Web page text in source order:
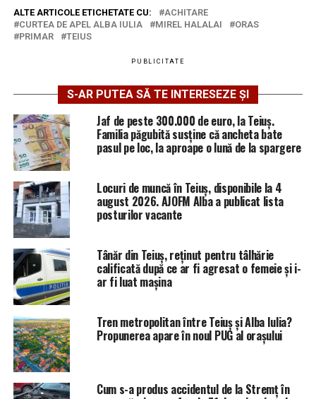
ALTE ARTICOLE ETICHETATE CU:
ACHITARE
CURTEA DE APEL ALBA IULIA
MIREL HALALAI
ORAS
PRIMAR
TEIUS
PUBLICITATE
S-AR PUTEA SĂ TE INTERESEZE ȘI
Jaf de peste 300.000 de euro, la Teiuș.
Familia păgubită susține că ancheta bate
pasul pe loc, la aproape o lună de la spargere
Locuri de muncă în Teiuș, disponibile la 4
august 2026. AJOFM Alba a publicat lista
posturilor vacante
Tânăr din Teiuș, reținut pentru tâlhărie
calificată după ce ar fi agresat o femeie și i-
ar fi luat mașina
Tren metropolitan între Teiuș și Alba Iulia?
Propunerea apare în noul PUG al orașului
Cum s-a produs accidentul de la Stremț în